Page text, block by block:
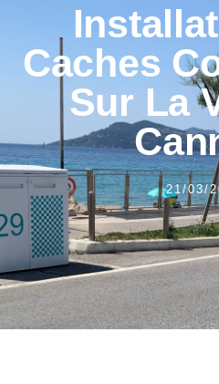
Caches
Sur La
21/03/